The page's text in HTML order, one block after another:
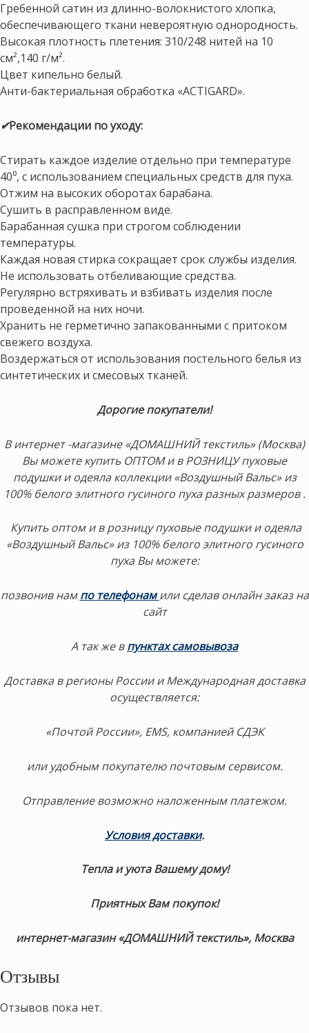
Гребенной сатин из длинно-волокнистого хлопка,
обеспечивающего ткани невероятную однородность.
Высокая плотность плетения: 310/248 нитей на 10
см²,140 г/м².
Цвет кипельно белый.
Анти-бактериальная обработка «ACTIGARD».
✔Рекомендации по уходу:
Стирать каждое изделие отдельно при температуре
40⁰, с использованием специальных средств для пуха.
Отжим на высоких оборотах барабана.
Сушить в расправленном виде.
Барабанная сушка при строгом соблюдении
температуры.
Каждая новая стирка сокращает срок службы изделия.
Не использовать отбеливающие средства.
Регулярно встряхивать и взбивать изделия после
проведенной на них ночи.
Хранить не герметично запакованными с притоком
свежего воздуха.
Воздержаться от использования постельного белья из
синтетических и смесовых тканей.
Дорогие покупатели!
В интернет -магазине «ДОМАШНИЙ текстиль» (Москва)
Вы можете купить ОПТОМ и в РОЗНИЦУ пуховые
подушки и одеяла коллекции «Воздушный Вальс» из
100% белого элитного гусиного пуха разных размеров .
Купить оптом и в розницу пуховые подушки и одеяла
«Воздушный Вальс» из 100% белого элитного гусиного
пуха Вы можете:
позвонив нампо телефонамили сделав онлайн заказ на
сайт
А так же в пунктах самовывоза
Доставка в регионы России и Международная доставка
осуществляется:
«Почтой России», EMS, компанией СДЭК
или удобным покупателю почтовым сервисом.
Отправление возможно наложенным платежом.
Условия доставки.
Тепла и уюта Вашему дому!
Приятных Вам покупок!
интернет-магазин «ДОМАШНИЙ текстиль», Москва
Отзывы
Отзывов пока нет.